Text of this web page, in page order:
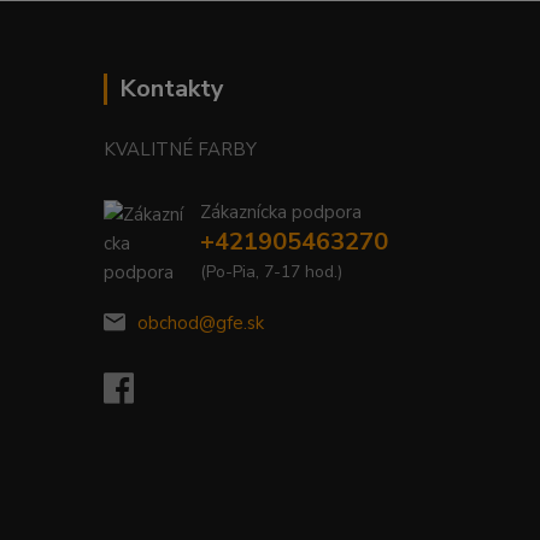
Kontakty
KVALITNÉ FARBY
Zákaznícka podpora
+421905463270
(Po-Pia, 7-17 hod.)
obchod@gfe.sk